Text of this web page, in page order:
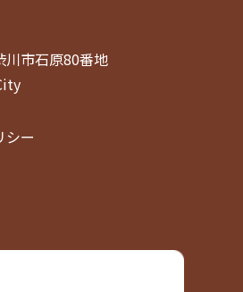
川市石原80番地
シー